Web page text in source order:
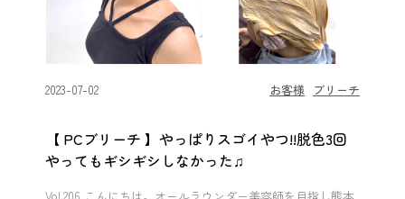
2023-07-02 お客様 ブリーチ
【 PCブリーチ 】やっぱりスゴイやつ!!脱色3回
やってもギシギシしなかった♫